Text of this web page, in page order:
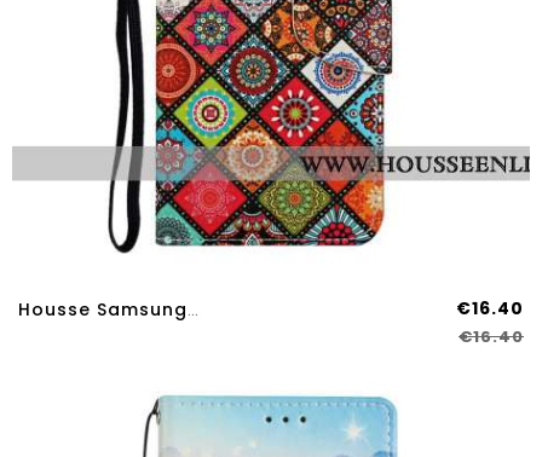
Housse Samsung Galaxy A17 4G / 5G Motif Ethnique €16.40
€16.40